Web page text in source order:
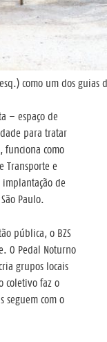
como um dos
– espaço de
para tratar
funciona como
Transporte e
implantação de
Paulo.
pública, o BZS
O Pedal Noturno
grupos locais
coletivo faz o
seguem com o